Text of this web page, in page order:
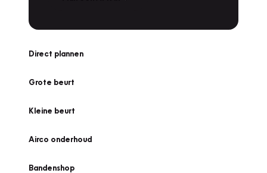
Direct plannen
Grote beurt
Kleine beurt
Airco onderhoud
Bandenshop